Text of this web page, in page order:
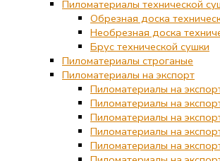
Пиломатериалы технической
Обрезная доска
Необрезная доска
Брус технической сушки
Пиломатериалы строганые
Пиломатериалы на экспорт
Пиломатериалы на
Пиломатериалы на
Пиломатериалы на
Пиломатериалы на
Пиломатериалы на